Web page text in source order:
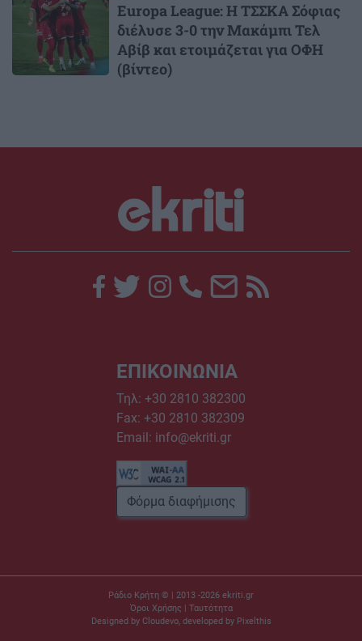
Europa League: Η ΤΣΣΚΑ Σόφιας
διέλυσε 3-0 την Μακάμπι Τελ
Αβίβ και ετοιμάζεται για ΟΦΗ
(βίντεο)
ΕΠΙΚΟΙΝΩΝΙΑ
Τηλ: +30 2810 382300
Fax: +30 2810 382309
Email: info@ekriti.gr
Φόρμα διαφήμισης
Ράδιο Κρήτη © | 2013 -2026 ekriti.gr
Όροι Χρήσης | Ταυτότητα
Designed by Cloudevo, developed by Pixelthis